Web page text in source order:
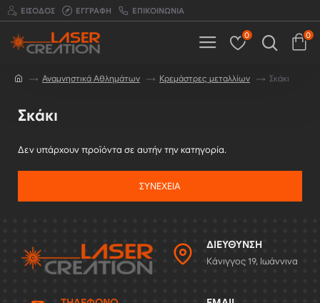
ΕΊΣΟΔΟΣ ΕΓΓΡΑΦΉ ΕΠΙΚΟΙΝΩΝΊΑ
0 0
Αναμνηστικά Αθλημάτων Κρεμάστρες μεταλλίων Σκάκι
Σκάκι
Δεν υπάρχουν προϊόντα σε αυτήν την κατηγορία.
ΣΥΝΈΧΕΙΑ
ΔΙΕΎΘΥΝΣΗ
Κάνιγγος 19, Ιωάννινα